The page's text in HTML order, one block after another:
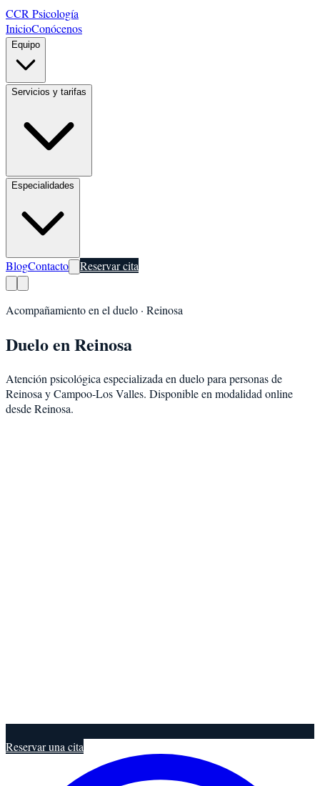
CCR Psicología
InicioConócenos
Equipo
Servicios y tarifas
Especialidades
BlogContacto Reservar cita
Acompañamiento en el duelo · Reinosa
DueloenReinosa
Atención psicológica especializada en duelopara personas de
Reinosa yCampoo-Los Valles. Disponible en modalidad online
desde Reinosa.
Reservar una cita